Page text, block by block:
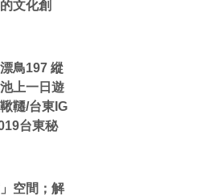
文化創
鳥197 縱
上一日遊
韆/台東IG
台東秘
空間；解